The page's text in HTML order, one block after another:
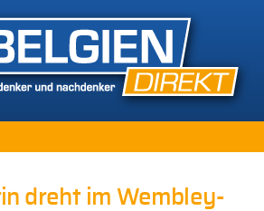
dreht im Wembley-